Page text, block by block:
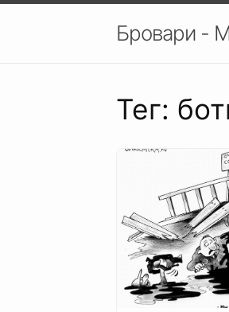
Бровари -
Тег: